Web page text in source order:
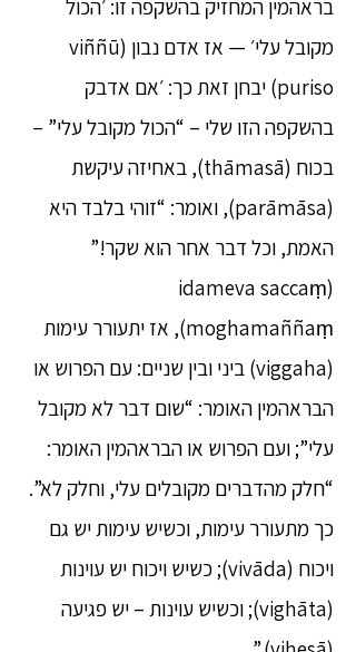
בראהמין המחזיק בהשקפה זו: ׳הכול
מקובל עלי׳ — אז אדם נבון (viññū
puriso) יבחן זאת כך: ׳אם אדבק
בהשקפה הזו שלי – “הכול מקובל עלי” –
בכוח (thāmasā), באחיזה עיקשת
(parāmāsa), ואומר: “זוהי בלבד היא
האמת, וכל דבר אחר הוא שקר!”
(idameva saccaṃ
moghamaññaṃ), אז יתעורר עימות
(viggaha) ביני ובין שניים: עם הפרוש או
הבראהמין האומר: “שום דבר לא מקובל
עלי”; ועם הפרוש או הבראהמין האומר:
“חלק מהדברים מקובלים עלי, וחלק לא”.
כך מתעורר עימות, וכשיש עימות יש גם
ויכוח (vivāda); כשיש ויכוח יש עוינות
(vighāta); וכשיש עוינות – יש פגיעה